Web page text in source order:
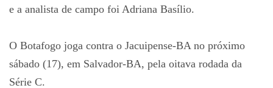
e a analista de campo foi Adriana Basílio.
O Botafogo joga contra o Jacuipense-BA no próximo
sábado (17), em Salvador-BA, pela oitava rodada da
Série C.